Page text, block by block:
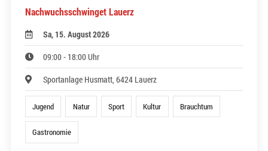
Nachwuchsschwinget Lauerz
Sa, 15. August 2026
09:00 - 18:00 Uhr
Sportanlage Husmatt, 6424 Lauerz
Jugend Natur Sport Kultur Brauchtum
Gastronomie